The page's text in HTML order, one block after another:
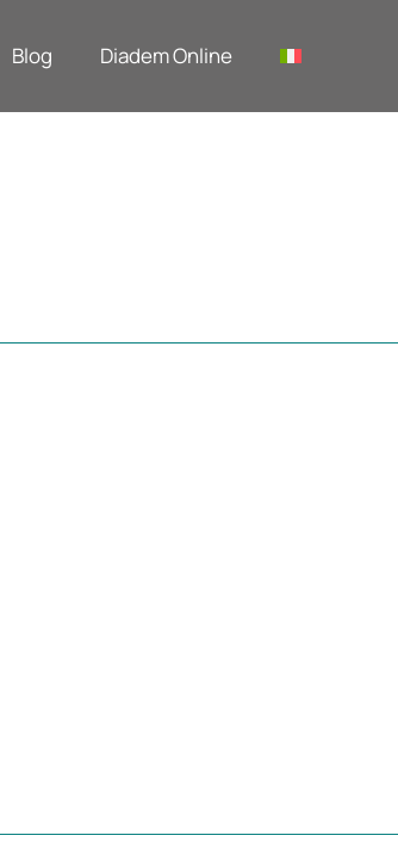
Blog Diadem Online